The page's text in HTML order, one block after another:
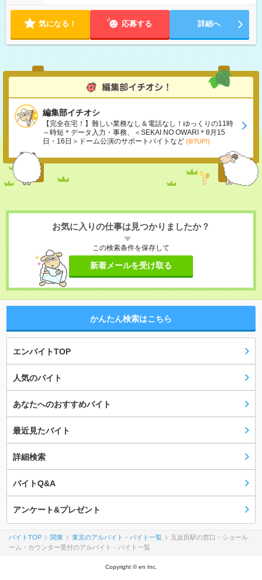
気になる！ 応募する 詳細へ
編集部イチオシ
【完全在宅！】難しい業務なし＆電話なし！ゆっくりの11時
～時短＊データ入力・事務、＜SEKAI NO OWARI＊8月15
日・16日＞ドーム公演のサポートバイトなど (8/7UP!)
お気に入りの仕事は見つかりましたか？
この検索条件を保存して
新着メールを受け取る
かんたん検索はこちら
エンバイトTOP
人気のバイト
あなたへのおすすめバイト
最近見たバイト
詳細検索
バイトQ&A
アンケート&プレゼント
バイトTOP 関東 東京のアルバイト・バイト一覧
五反田駅の窓口・ショール
ーム・カウンター受付のアルバイト・バイト一覧
Copyright © en Inc.